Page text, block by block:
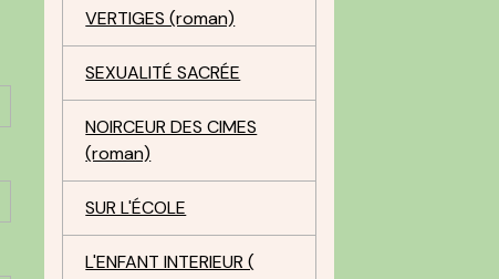
VERTIGES (roman)
SEXUALITÉ SACRÉE
NOIRCEUR DES CIMES
(roman)
SUR L'ÉCOLE
L'ENFANT INTERIEUR (